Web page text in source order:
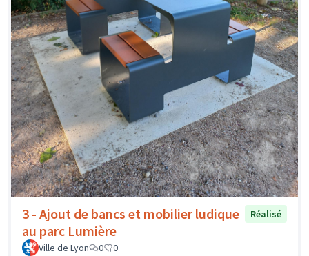
3 - Ajout de bancs et mobilier ludique
au parc Lumière
Réalisé
Ville de Lyon 0 0